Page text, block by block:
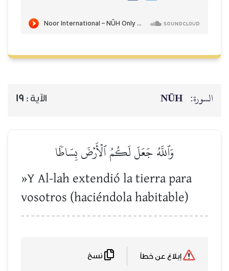
السورة: NŪH الآية : 19
وَٱللَّهُ جَعَلَ لَكُمُ ٱلۡأَرۡضَ بِسَاطٗا
»Y Al-lah extendió la tierra para
vosotros (haciéndola habitable)